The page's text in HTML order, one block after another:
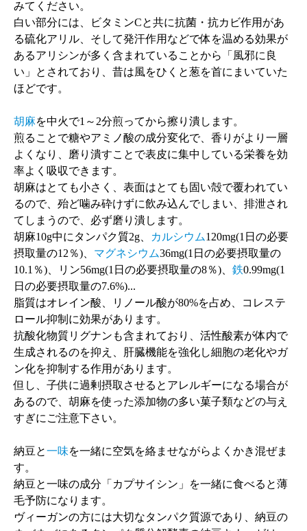
みてください。
白い部分には、ビタミンCと共に抗菌・抗カビ作用があ
る硫化アリル、そして発汗作用などで体を温める効果が
あるアリシンが多く含まれていることから「風邪に良
い」とされており、昔は風をひくと葱を首にまいていた
ほどです。
胡麻を中火で1～2分煎ってから擦り潰します。
煎ることで糖やアミノ酸の成分変化で、香りがより一層
よくなり、磨り潰すことで表皮に集中している栄養を効
率よく吸収できます。
胡麻はとても小さく、表面はとても固い殻で覆われてい
るので、殆ど噛み砕けずに飲み込んでしまい、排泄され
てしまうので、必ず磨り潰します。
胡麻10g中にタンパク質2g、
カルシウム120mg(1日の必要
摂取量の12％)、 マグネシウム36mg(1日の必要摂取量の
10.1％)、リン56mg(1日の必要摂取量の8％)、 鉄0.99mg(1
日の必要摂取量の7.6%)...
脂質はオレイン酸、リノール酸が80%を占め、コレステ
ロール抑制に効果があります。
抗酸化物質リグナンも含まれており、活性酸素が体内で
生成されるのを抑え、肝臓機能を強化し細胞の老化やガ
ン化を抑制する作用があります。
但し、子供に過剰摂取させるとアレルギーになる場合が
あるので、胡麻を使った添加物の多い菓子類などの与え
すぎにご注意下さい。
納豆と一味を一緒に空気を絡ませながらよくかき混ぜま
す。
納豆と一味の成分「カプサイシン」を一緒に食べると薄
毛予防になります。
ヴィーガンの方には大切なタンパク質源であり、納豆の